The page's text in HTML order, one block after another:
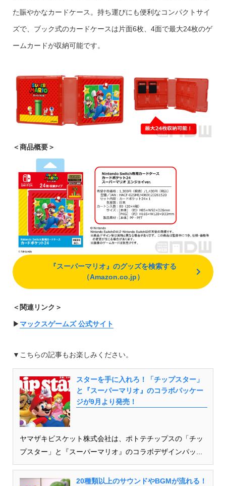
た賑やかなカードケース。持ち運びにも便利なコンパクトサイ
ズで、ブック式のカードケースは片面6枚、4面で最大24枚のゲ
ームカードが収納可能です。
＜商品概要＞
『スーパーマリオ』のグッズを検索する
（Amazon.co.jp）
＜関連リンク＞
▶︎ マックスゲームズ 公式サイト
▼こちらの記事もお楽しみください。
スターを手に入れろ！「チップスター」
と『スーパーマリオ』のコラボパッケー
ジが9月より発売！
ヤマザキビスケット株式会社は、ポトテチップスの「チッ
プスター」と『スーパーマリオ』のコラボデザインパッ...
20種類以上のサウンドやBGMが流れる！